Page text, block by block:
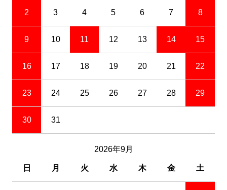
2 3 4 5 6 7 8
9 10 11 12 13 14 15
16 17 18 19 20 21 22
23 24 25 26 27 28 29
30 31
2026年9月
日 月 火 水 木 金 土